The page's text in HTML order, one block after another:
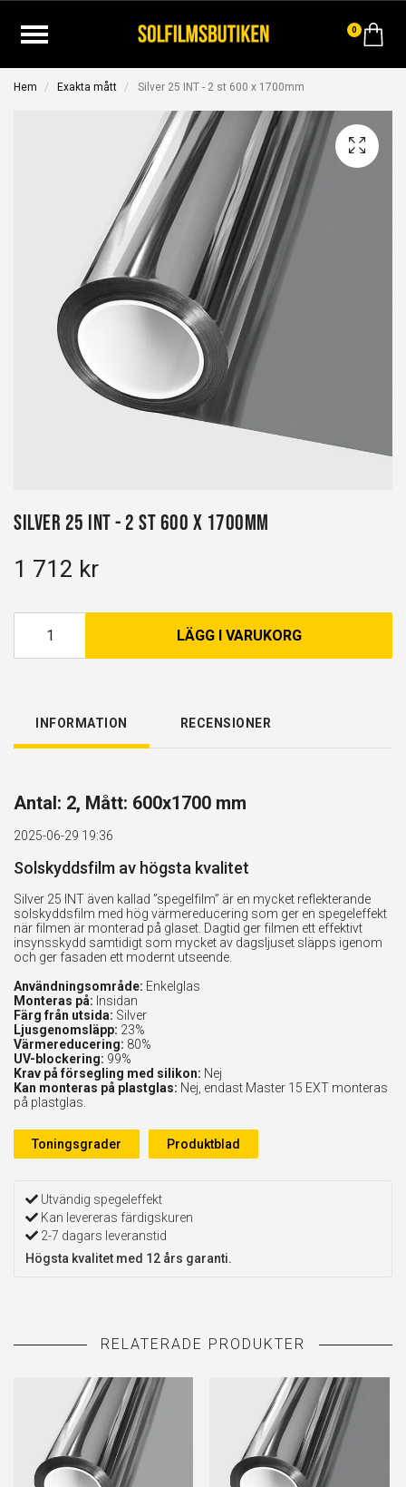
0
Hem Exakta mått Silver 25 INT - 2 st 600 x 1700mm
Silver 25 INT - 2 st 600 x 1700mm
1 712 kr
LÄGG I VARUKORG
INFORMATION RECENSIONER
Antal: 2, Mått: 600x1700 mm
2025-06-29 19:36
Solskyddsfilm av högsta kvalitet
Silver 25 INT även kallad ”spegelfilm” är en mycket reflekterande
solskyddsfilm med hög värmereducering som ger en spegeleffekt
när filmen är monterad på glaset. Dagtid ger filmen ett effektivt
insynsskydd samtidigt som mycket av dagsljuset släpps igenom
och ger fasaden ett modernt utseende.
Användningsområde: Enkelglas
Monteras på: Insidan
Färg från utsida: Silver
Ljusgenomsläpp: 23%
Värmereducering: 80%
UV-blockering: 99%
Krav på försegling med silikon: Nej
Kan monteras på plastglas: Nej, endast Master 15 EXT monteras
på plastglas.
Toningsgrader Produktblad
Utvändig spegeleffekt
Kan levereras färdigskuren
2-7 dagars leveranstid
Högsta kvalitet med 12 års garanti.